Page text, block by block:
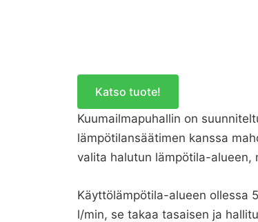
Katso tuote!
Kuumailmapuhallin on
lämpötilansäätimen kanssa
valita halutun lämpötila-
Käyttölämpötila-alueen ollessa
l/min, se takaa tasaisen ja